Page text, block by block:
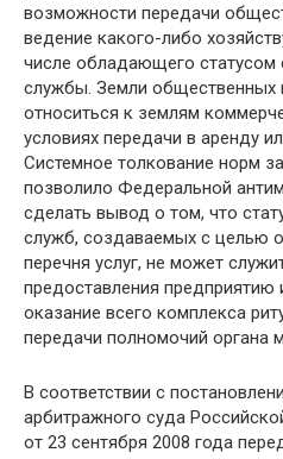
возможности передачи
ведение какого-либо
числе обладающего статусом
службы. Земли общественных
относиться к землям
условиях передачи в аренду
Системное толкование норм
позволило Федеральной
сделать вывод о том, что
служб, создаваемых с целью
перечня услуг, не может
предоставления предприятию
оказание всего комплекса
передачи полномочий органа
В соответствии с
арбитражного суда
от 23 сентября 2008 года